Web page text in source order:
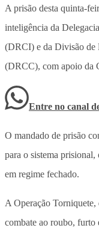
A prisão desta quinta-
inteligência da
(DRCI) e da Divisão de
(DRCC), com apoio da
Entre no canal
O mandado de prisão
para o sistema
em regime fechado.
A Operação
combate ao roubo, furto